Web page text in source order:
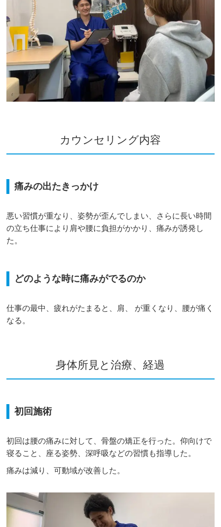
カウンセリング内容
痛みの出たきっかけ
悪い習慣が重なり、姿勢が歪んでしまい、さらに長い時間
の立ち仕事により肩や腰に負担がかかり、痛みが誘発し
た。
どのような時に痛みがでるのか
仕事の最中、疲れがたまると、肩、 が重くなり、腰が痛く
なる。
身体所見と治療、経過
初回施術
初回は腰の痛みに対して、骨盤の矯正を行った。仰向けで
寝ること、座る姿勢、深呼吸などの習慣も指導した。
痛みは減り、可動域が改善した。